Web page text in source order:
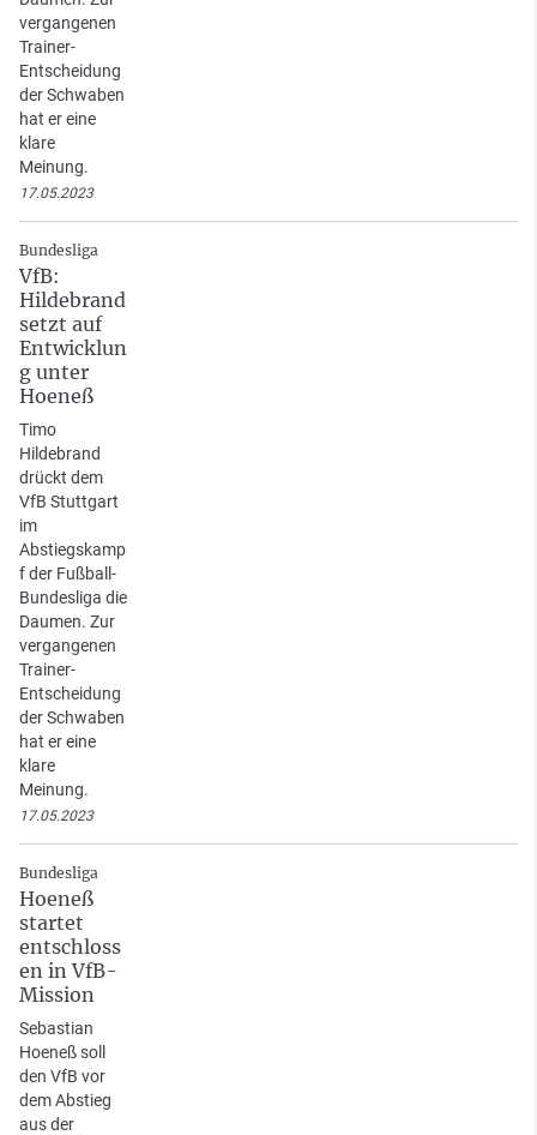
vergangenen
Trainer-
Entscheidung
der Schwaben
hat er eine
klare
Meinung.
17.05.2023
Bundesliga
VfB:
Hildebrand
setzt auf
Entwicklun
g unter
Hoeneß
Timo
Hildebrand
drückt dem
VfB Stuttgart
im
Abstiegskamp
f der Fußball-
Bundesliga die
Daumen. Zur
vergangenen
Trainer-
Entscheidung
der Schwaben
hat er eine
klare
Meinung.
17.05.2023
Bundesliga
Hoeneß
startet
entschloss
en in VfB-
Mission
Sebastian
Hoeneß soll
den VfB vor
dem Abstieg
aus der